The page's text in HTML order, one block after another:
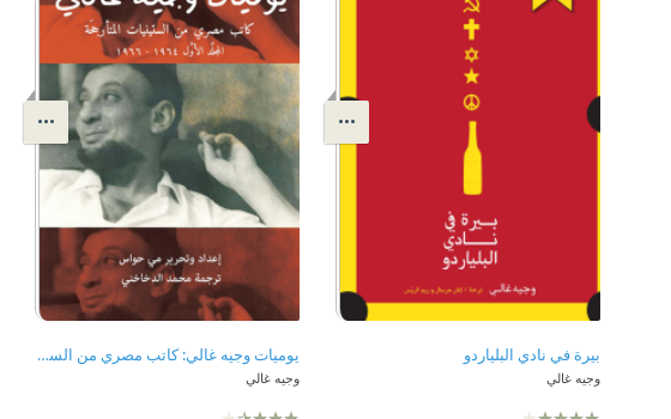
بيرة في نادي البلياردو
وجيه غالي
‫يوميات وجيه غالي: كاتب مصري من الستينيات المتأرجحة - المجلد الأول 1964-1966
وجيه غالي